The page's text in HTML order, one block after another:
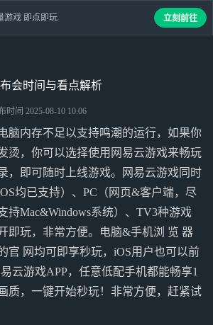
会时间与看点解析
时间 2025-08-10 10:06
脑内存不足以支持鸣潮的运行，如果你
烫，你可以选择使用网易云游戏来畅玩
，即可随时上线游戏。网易云游戏同时
均已支持）、PC（网页&客户端，尽
持Mac&Windows系统）、TV3种游戏
即玩，非常方便。电脑&手机浏 览 器
官 网均可即享秒玩，iOS用户也可以前
云游戏APP，任意低配手机都能畅享1
质，一键开始秒玩！非常方便，赶紧试
游戏 即点即玩 立刻前往